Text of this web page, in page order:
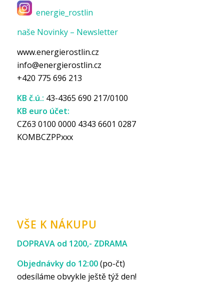
energie_rostlin
naše Novinky – Newsletter
www.energierostlin.cz
info@energierostlin.cz
+420 775 696 213
KB č.ú.: 43-4365 690 217/0100
KB euro účet:
CZ63 0100 0000 4343 6601 0287
KOMBCZPPxxx
VŠE K NÁKUPU
DOPRAVA od 1200,- ZDRAMA
Objednávky do 12:00(po-čt)
odesíláme obvykle ještě týž den!